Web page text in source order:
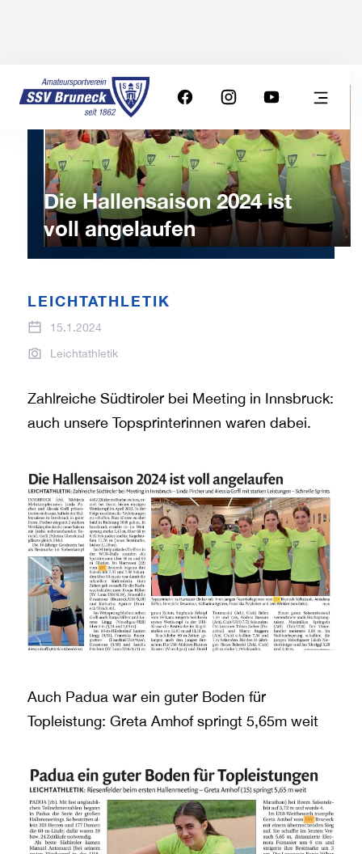
Die Hallensaison 2024 ist
voll angelaufen
LEICHTATHLETIK
15.1.2024
Leichtathletik
Zahlreiche Südtiroler bei Meeting in Innsbruck:
auch unsere Topsprinterinnen waren dabei.
Auch Padua war ein guter Boden für
Topleistung: Greta Amhof springt 5,65m weit